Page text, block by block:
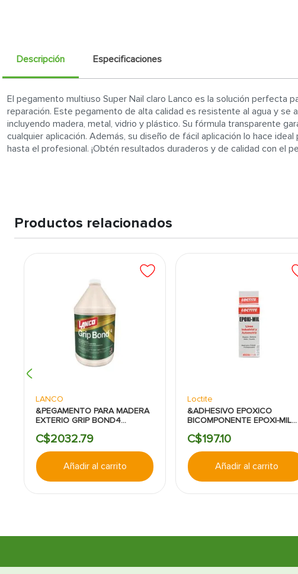
Descripción Especificaciones
El pegamento multiuso Super Nail claro Lanco es la solución perfecta
reparación. Este pegamento de alta calidad es resistente al agua y se
incluyendo madera, metal, vidrio y plástico. Su fórmula transparente
cualquier aplicación. Además, su diseño de fácil aplicación lo hace
hasta el profesional. ¡Obtén resultados duraderos y de calidad con el
Productos relacionados
LANCO
&PEGAMENTO PARA MADERA
EXTERIO GRIP BOND4
C$2032.79
Añadir al carrito
Loctite
&ADHESIVO EPOXICO
BICOMPONENTE EPOXI-MIL
C$197.10
Añadir al carrito